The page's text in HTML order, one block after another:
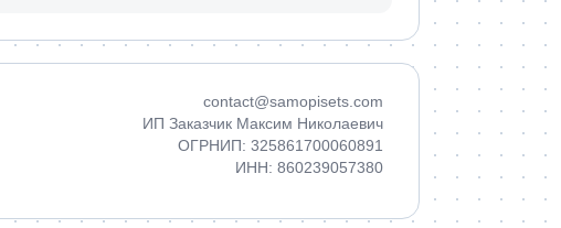
contact@samopisets.com
ИП Заказчик Максим Николаевич
ОГРНИП: 325861700060891
ИНН: 860239057380